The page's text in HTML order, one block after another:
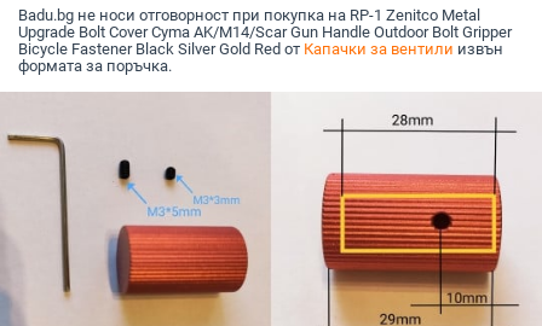
Badu.bg не носи отговорност при покупка на RP-1 Zenitco Metal
Upgrade Bolt Cover Cyma AK/M14/Scar Gun Handle Outdoor Bolt Gripper
Bicycle Fastener Black Silver Gold Red от Капачки за вентили извън
формата за поръчка.